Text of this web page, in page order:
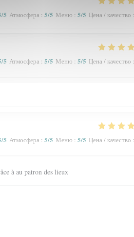
/5 Атмосфера : 5/5 Меню : 5/5 Цена / качество :
/5 Атмосфера : 5/5 Меню : 5/5 Цена / качество :
/5 Атмосфера : 5/5 Меню : 5/5 Цена / качество :
à au patron des lieux